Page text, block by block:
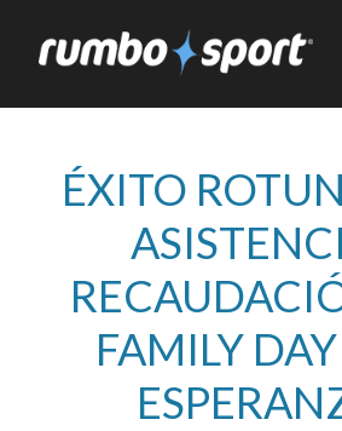
contenido
ÉXITO
FAMILY